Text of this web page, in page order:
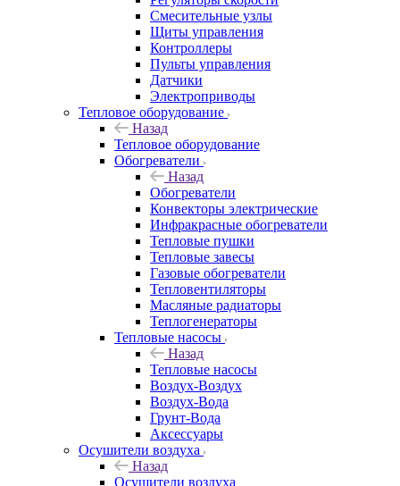
Смесительные узлы
Щиты управления
Контроллеры
Пульты управления
Датчики
Электроприводы
Тепловое оборудование
Назад
Тепловое оборудование
Обогреватели
Назад
Обогреватели
Конвекторы электрические
Инфракрасные обогреватели
Тепловые пушки
Тепловые завесы
Газовые обогреватели
Тепловентиляторы
Масляные радиаторы
Теплогенераторы
Тепловые насосы
Назад
Тепловые насосы
Воздух-Воздух
Воздух-Вода
Грунт-Вода
Аксессуары
Осушители воздуха
Назад
Осушители воздуха